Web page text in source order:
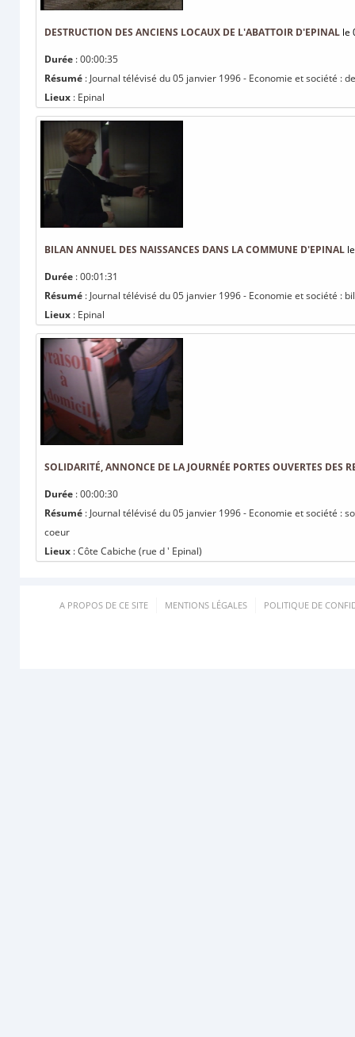
DESTRUCTION DES ANCIENS LOCAUX DE L'ABATTOIR D'EPINAL le
Durée : 00:00:35
Résumé : Journal télévisé du 05 janvier 1996 - Economie et société :
Lieux : Epinal
BILAN ANNUEL DES NAISSANCES DANS LA COMMUNE D'EPINAL
Durée : 00:01:31
Résumé : Journal télévisé du 05 janvier 1996 - Economie et société :
Lieux : Epinal
SOLIDARITÉ, ANNONCE DE LA JOURNÉE PORTES OUVERTES DES
Durée : 00:00:30
Résumé : Journal télévisé du 05 janvier 1996 - Economie et société :
coeur
Lieux : Côte Cabiche (rue d ' Epinal)
A PROPOS DE CE SITE MENTIONS LÉGALES POLITIQUE DE